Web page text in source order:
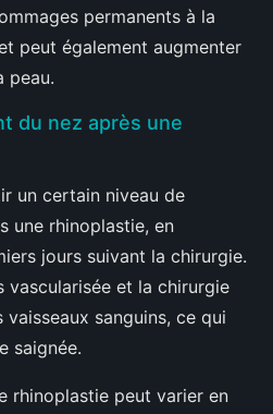
permanents à la
peut également augmenter
peau.
du nez après une
un certain niveau de
une rhinoplastie, en
jours suivant la chirurgie.
vascularisée et la chirurgie
sanguins, ce qui
saignée.
rhinoplastie peut varier en